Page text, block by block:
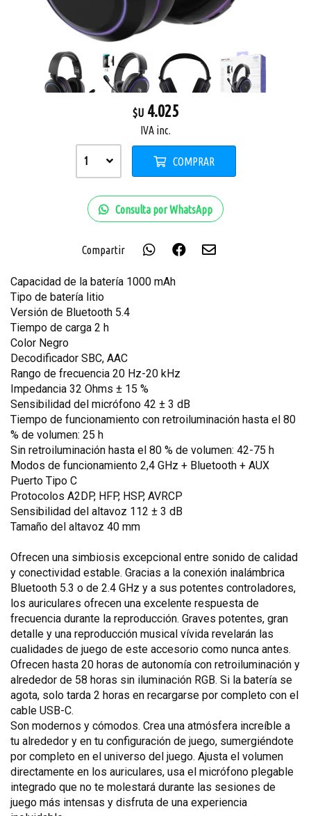
$U 4.025
IVA inc.
1 COMPRAR
Consulta por WhatsApp
Compartir
Capacidad de la batería 1000 mAh
Tipo de batería litio
Versión de Bluetooth 5.4
Tiempo de carga 2 h
Color Negro
Decodificador SBC, AAC
Rango de frecuencia 20 Hz-20 kHz
Impedancia 32 Ohms ± 15 %
Sensibilidad del micrófono 42 ± 3 dB
Tiempo de funcionamiento con retroiluminación hasta el 80
% de volumen: 25 h
Sin retroiluminación hasta el 80 % de volumen: 42-75 h
Modos de funcionamiento 2,4 GHz + Bluetooth + AUX
Puerto Tipo C
Protocolos A2DP, HFP, HSP, AVRCP
Sensibilidad del altavoz 112 ± 3 dB
Tamaño del altavoz 40 mm
Ofrecen una simbiosis excepcional entre sonido de calidad
y conectividad estable. Gracias a la conexión inalámbrica
Bluetooth 5.3 o de 2.4 GHz y a sus potentes controladores,
los auriculares ofrecen una excelente respuesta de
frecuencia durante la reproducción. Graves potentes, gran
detalle y una reproducción musical vívida revelarán las
cualidades de juego de este accesorio como nunca antes.
Ofrecen hasta 20 horas de autonomía con retroiluminación y
alrededor de 58 horas sin iluminación RGB. Si la batería se
agota, solo tarda 2 horas en recargarse por completo con el
cable USB-C.
Son modernos y cómodos. Crea una atmósfera increíble a
tu alrededor y en tu configuración de juego, sumergiéndote
por completo en el universo del juego. Ajusta el volumen
directamente en los auriculares, usa el micrófono plegable
integrado que no te molestará durante las sesiones de
juego más intensas y disfruta de una experiencia